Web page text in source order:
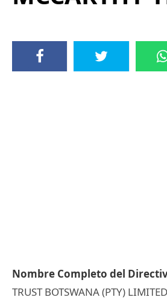
Nombre Completo del
TRUST BOTSWANA (PTY)